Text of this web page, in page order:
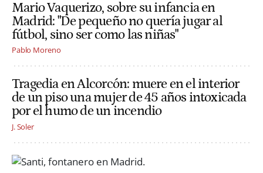
Mario Vaquerizo, sobre su infancia en
Madrid: "De pequeño no quería jugar al
fútbol, sino ser como las niñas"
Pablo Moreno
Tragedia en Alcorcón: muere en el interior
de un piso una mujer de 45 años intoxicada
por el humo de un incendio
J. Soler